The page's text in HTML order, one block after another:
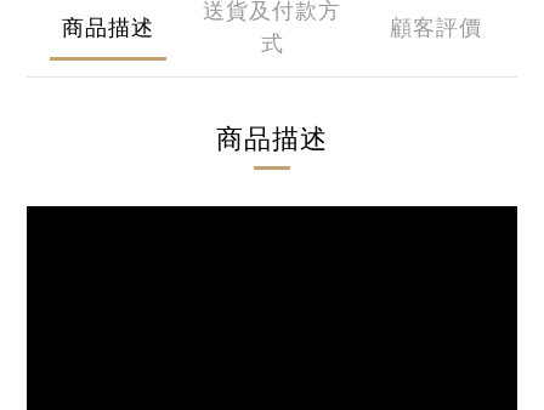
商品描述
送貨及付款方
式
顧客評價
商品描述